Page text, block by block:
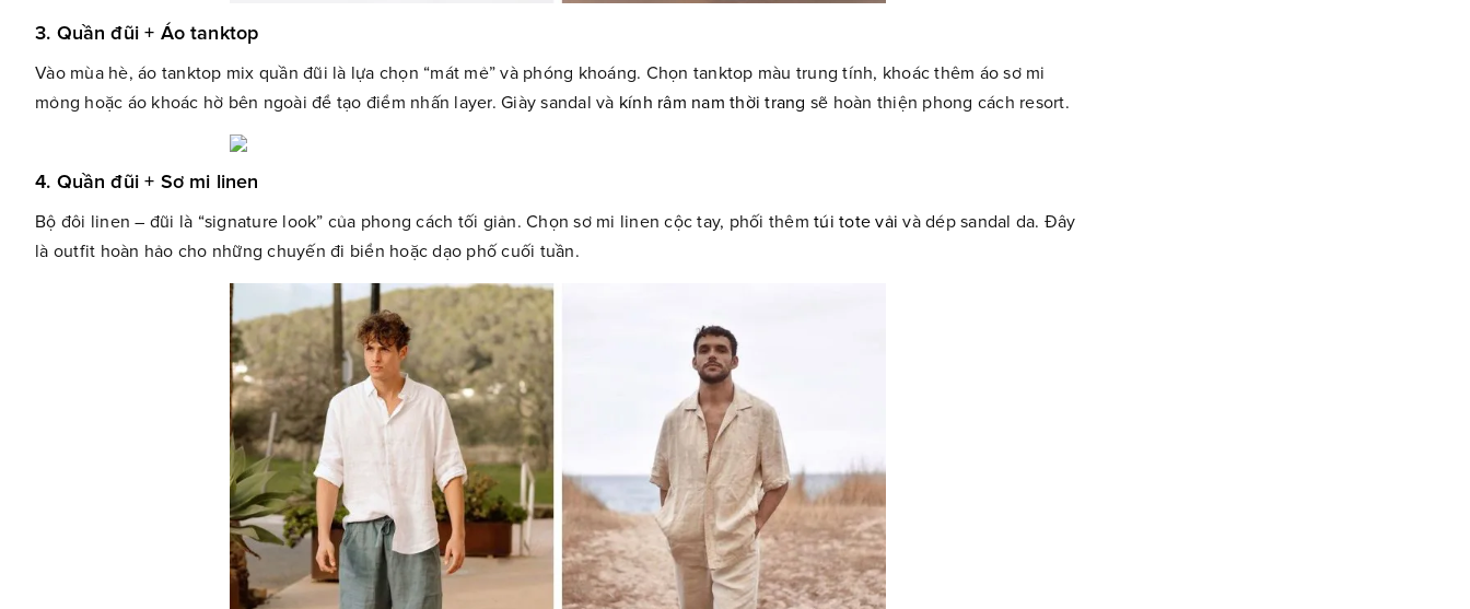
3. Quần đũi + Áo tanktop
Vào mùa hè, áo tanktop mix quần đũi là lựa chọn “mát mẻ” và phóng khoáng. Chọn tanktop màu trung tính, khoác thêm áo sơ mi
mỏng hoặc áo khoác hờ bên ngoài để tạo điểm nhấn layer. Giày sandal và kính râm nam thời trang sẽ hoàn thiện phong cách resort.
4. Quần đũi + Sơ mi linen
Bộ đôi linen – đũi là “signature look” của phong cách tối giản. Chọn sơ mi linen cộc tay, phối thêm túi tote vải và dép sandal da. Đây
là outfit hoàn hảo cho những chuyến đi biển hoặc dạo phố cuối tuần.